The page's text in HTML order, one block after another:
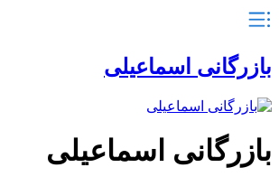
بازرگانی اسماعیلی
بازرگانی اسماعیلی